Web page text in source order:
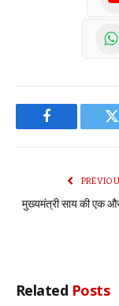
Facebook
मुख्यमंत्री साय की एक
Related Posts